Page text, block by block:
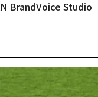
BrandVoice Studio